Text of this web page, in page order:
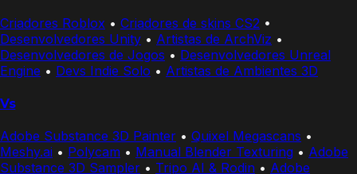
Criadores Roblox • Criadores de skins CS2 •
Desenvolvedores Unity • Artistas de ArchViz •
Desenvolvedores de Jogos • Desenvolvedores Unreal
Engine • Devs Indie Solo • Artistas de Ambientes 3D
Vs
Adobe Substance 3D Painter • Quixel Megascans •
Meshy.ai • Polycam • Manual Blender Texturing • Adobe
Substance 3D Sampler • Tripo AI & Rodin • Adobe